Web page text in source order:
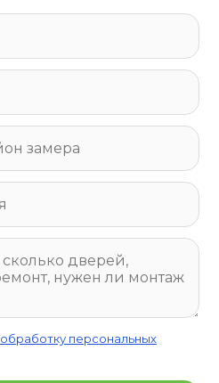
обработку персональных